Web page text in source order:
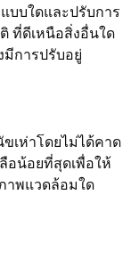
บบใดและปรับการ
ที่ดีเหนือสิ่งอื่นใด
การปรับอยู่
เห่าโดยไม่ได้คาด
อน้อยที่สุดเพื่อให้
าพแวดล้อมใด